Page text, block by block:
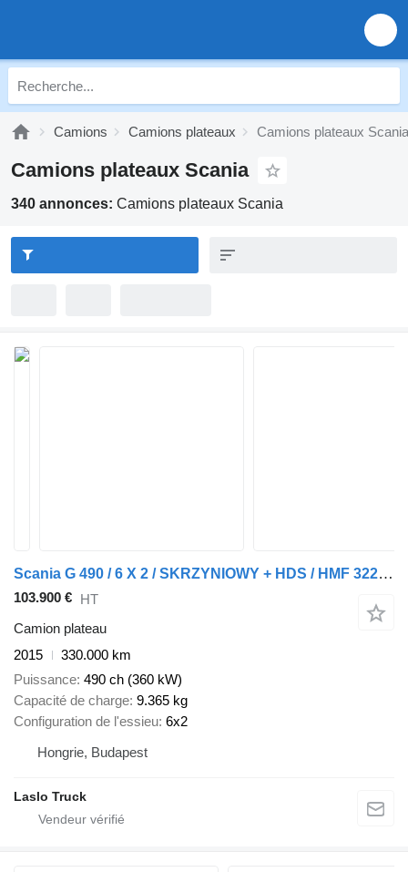
Camions Camions plateaux Camions plateaux Scania
Camions plateaux Scania
340 annonces: Camions plateaux Scania
Scania G 490 / 6 X 2 / SKRZYNIOWY + HDS / HMF 3220 K7 / WYSIĘG 18,9 M
103.900 € HT
Camion plateau
2015
330.000 km
Puissance 490 ch (360 kW)
Capacité de charge 9.365 kg
Configuration de l'essieu 6x2
Hongrie, Budapest
Laslo Truck